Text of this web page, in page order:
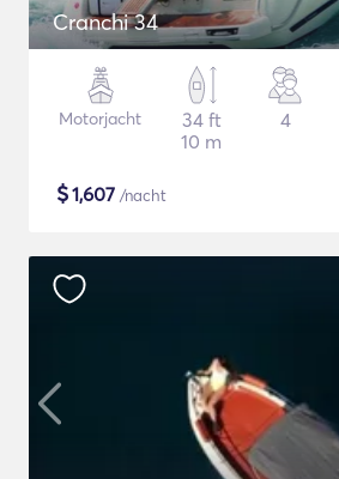
Cranchi 34
Motorjacht
34 ft
10 m
4
$1,607 /nacht